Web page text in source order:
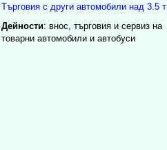
Търговия с други автомобили над 3.5 т
Дейности: внос, търговия и сервиз на
товарни автомобили и автобуси